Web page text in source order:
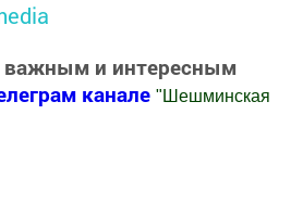
важным и интересным
канале " Шешминская